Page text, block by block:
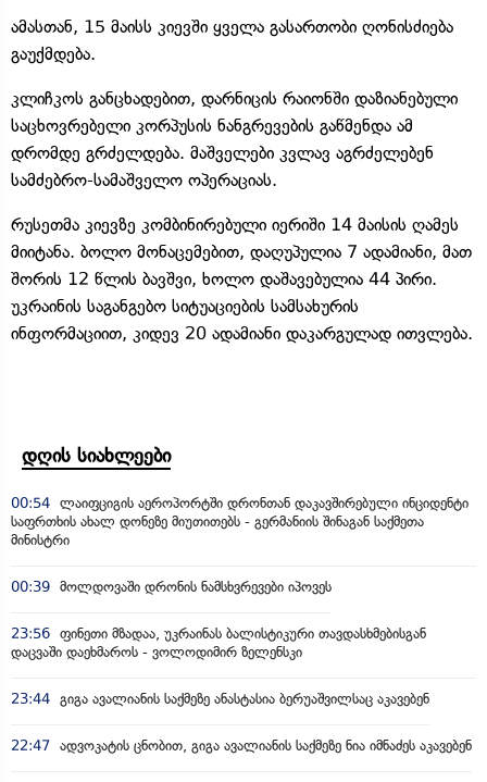
ამასთან, 15 მაისს კიევში ყველა გასართობი ღონისძიება
გაუქმდება.
კლიჩკოს განცხადებით, დარნიცის რაიონში დაზიანებული
საცხოვრებელი კორპუსის ნანგრევების გაწმენდა ამ
დრომდე გრძელდება. მაშველები კვლავ აგრძელებენ
სამძებრო-სამაშველო ოპერაციას.
რუსეთმა კიევზე კომბინირებული იერიში 14 მაისის ღამეს
მიიტანა. ბოლო მონაცემებით, დაღუპულია 7 ადამიანი, მათ
შორის 12 წლის ბავშვი, ხოლო დაშავებულია 44 პირი.
უკრაინის საგანგებო სიტუაციების სამსახურის
ინფორმაციით, კიდევ 20 ადამიანი დაკარგულად ითვლება.
დღის სიახლეები
00:54 ლაიფციგის აეროპორტში დრონთან დაკავშირებული ინციდენტი
საფრთხის ახალ დონეზე მიუთითებს - გერმანიის შინაგან საქმეთა
მინისტრი
00:39 მოლდოვაში დრონის ნამსხვრევები იპოვეს
23:56 ფინეთი მზადაა, უკრაინას ბალისტიკური თავდასხმებისგან
დაცვაში დაეხმაროს - ვოლოდიმირ ზელენსკი
23:44 გიგა ავალიანის საქმეზე ანასტასია ბერუაშვილსაც აკავებენ
22:47 ადვოკატის ცნობით, გიგა ავალიანის საქმეზე ნია იმნაძეს აკავებენ